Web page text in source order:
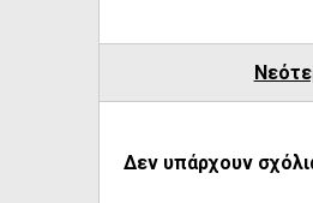
Δεν υπάρχουν